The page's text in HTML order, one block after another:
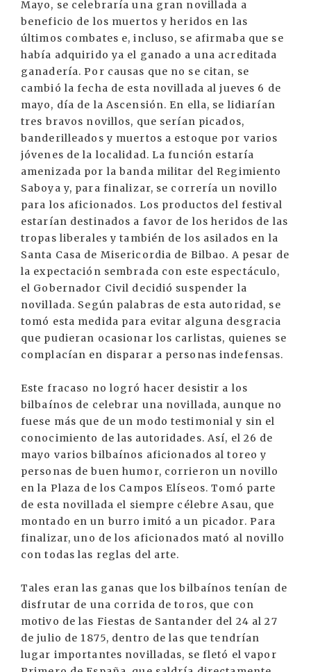
Mayo, se celebraría una gran novillada a
beneficio de los muertos y heridos en las
últimos combates e, incluso, se afirmaba que se
había adquirido ya el ganado a una acreditada
ganadería. Por causas que no se citan, se
cambió la fecha de esta novillada al jueves 6 de
mayo, día de la Ascensión. En ella, se lidiarían
tres bravos novillos, que serían picados,
banderilleados y muertos a estoque por varios
jóvenes de la localidad. La función estaría
amenizada por la banda militar del Regimiento
Saboya y, para finalizar, se correría un novillo
para los aficionados. Los productos del festival
estarían destinados a favor de los heridos de las
tropas liberales y también de los asilados en la
Santa Casa de Misericordia de Bilbao. A pesar de
la expectación sembrada con este espectáculo,
el Gobernador Civil decidió suspender la
novillada. Según palabras de esta autoridad, se
tomó esta medida para evitar alguna desgracia
que pudieran ocasionar los carlistas, quienes se
complacían en disparar a personas indefensas.
Este fracaso no logró hacer desistir a los
bilbaínos de celebrar una novillada, aunque no
fuese más que de un modo testimonial y sin el
conocimiento de las autoridades. Así, el 26 de
mayo varios bilbaínos aficionados al toreo y
personas de buen humor, corrieron un novillo
en la Plaza de los Campos Elíseos. Tomó parte
de esta novillada el siempre célebre Asau, que
montado en un burro imitó a un picador. Para
finalizar, uno de los aficionados mató al novillo
con todas las reglas del arte.
Tales eran las ganas que los bilbaínos tenían de
disfrutar de una corrida de toros, que con
motivo de las Fiestas de Santander del 24 al 27
de julio de 1875, dentro de las que tendrían
lugar importantes novilladas, se fletó el vapor